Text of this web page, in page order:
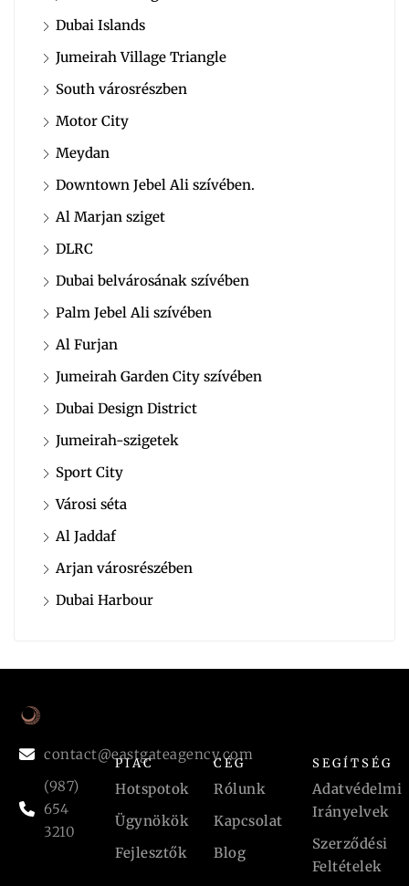
Dubai Islands
Jumeirah Village Triangle
South városrészben
Motor City
Meydan
Downtown Jebel Ali szívében.
Al Marjan sziget
DLRC
Dubai belvárosának szívében
Palm Jebel Ali szívében
Al Furjan
Jumeirah Garden City szívében
Dubai Design District
Jumeirah-szigetek
Sport City
Városi séta
Al Jaddaf
Arjan városrészében
Dubai Harbour
contact@eastgateagency.com
(987)
654
3210
PIAC
Hotspotok
Ügynökök
Fejlesztők
CÉG
Rólunk
Kapcsolat
Blog
SEGÍTSÉG
Adatvédelmi
Irányelvek
Szerződési
Feltételek